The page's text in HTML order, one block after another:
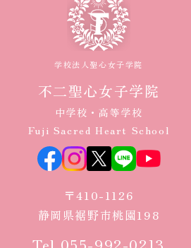
学校法人聖心女子学院
不二聖心女子学院
中学校・高等学校
Fuji Sacred Heart School
〒410-1126
静岡県裾野市桃園198